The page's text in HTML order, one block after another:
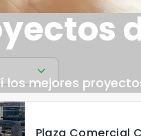
los mejores